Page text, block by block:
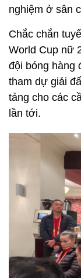
nghiệm ở sân
Chắc chắn
World Cup nữ
đội bóng hàng
tham dự giải
tảng cho các
lần tới.